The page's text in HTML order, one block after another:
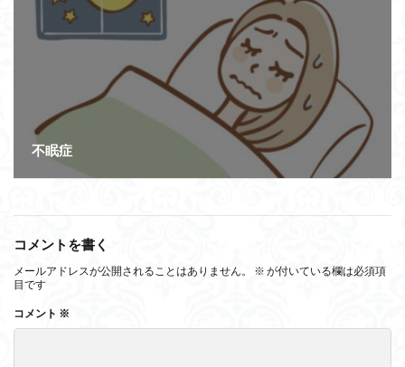
不眠症
コメントを書く
メールアドレスが公開されることはありません。 ※ が付いている欄は必須項
目です
コメント ※